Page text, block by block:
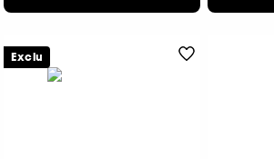
Exclu